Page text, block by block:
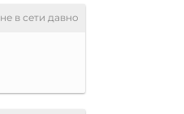
не в сети давно